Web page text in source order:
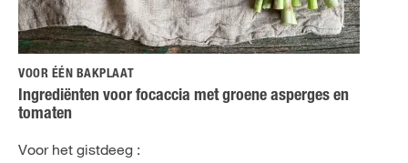
VOOR ÉÉN BAKPLAAT
Ingrediënten voor focaccia met groene asperges en
tomaten
​​​​​​Voor het gistdeeg :